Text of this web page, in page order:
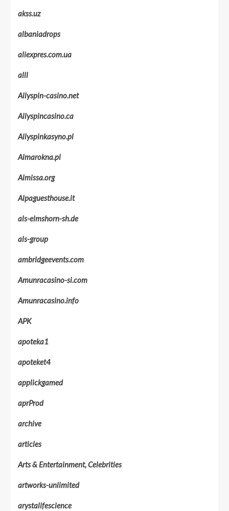
akss.uz
albaniadrops
aliexpres.com.ua
alll
Allyspin-casino.net
Allyspincasino.ca
Allyspinkasyno.pl
Almarokna.pl
Almissa.org
Alpaguesthouse.it
als-elmshorn-sh.de
als-group
ambridgeevents.com
Amunracasino-si.com
Amunracasino.info
APK
apoteka1
apoteket4
applickgamed
aprProd
archive
articles
Arts & Entertainment, Celebrities
artworks-unlimited
arystalifescience